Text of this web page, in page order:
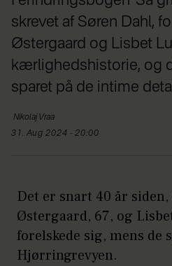
skrevet af Søren Dahl,
Østergaard og Lisbet
kærlighedshistorie, og
sparet på de intime
Nikolaj Vraa
31. Aug 2024 - 20:00
Det er snart 40 år siden,
Østergaard, 67, og
forelskede sig, mens de
Hjørringrevyen.